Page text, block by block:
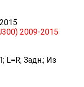
2009-2015
L=R; Задн.; Из